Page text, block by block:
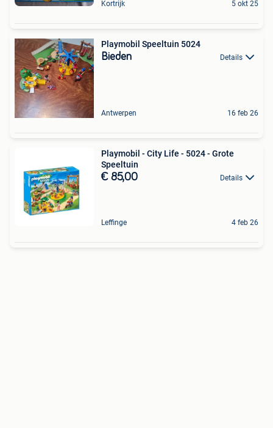
Kortrijk 5 okt 25
Playmobil Speeltuin 5024
Bieden Details
Antwerpen 16 feb 26
Playmobil - City Life - 5024 - Grote
Speeltuin
€ 85,00 Details
Leffinge 4 feb 26